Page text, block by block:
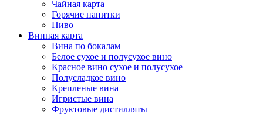
Чайная карта
Горячие напитки
Пиво
Винная карта
Вина по бокалам
Белое сухое и полусухое вино
Красное вино сухое и полусухое
Полусладкое вино
Крепленые вина
Игристые вина
Фруктовые дистилляты